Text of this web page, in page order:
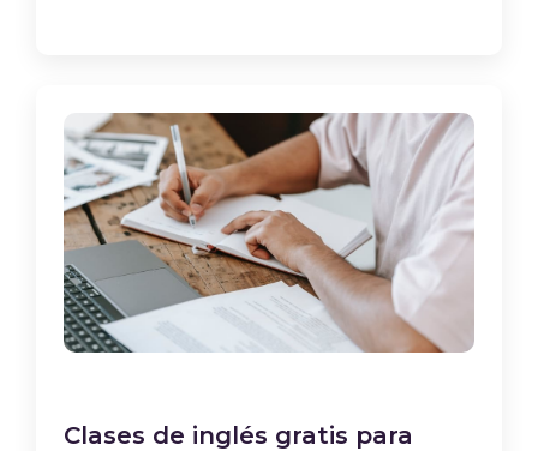
Clases de inglés gratis para